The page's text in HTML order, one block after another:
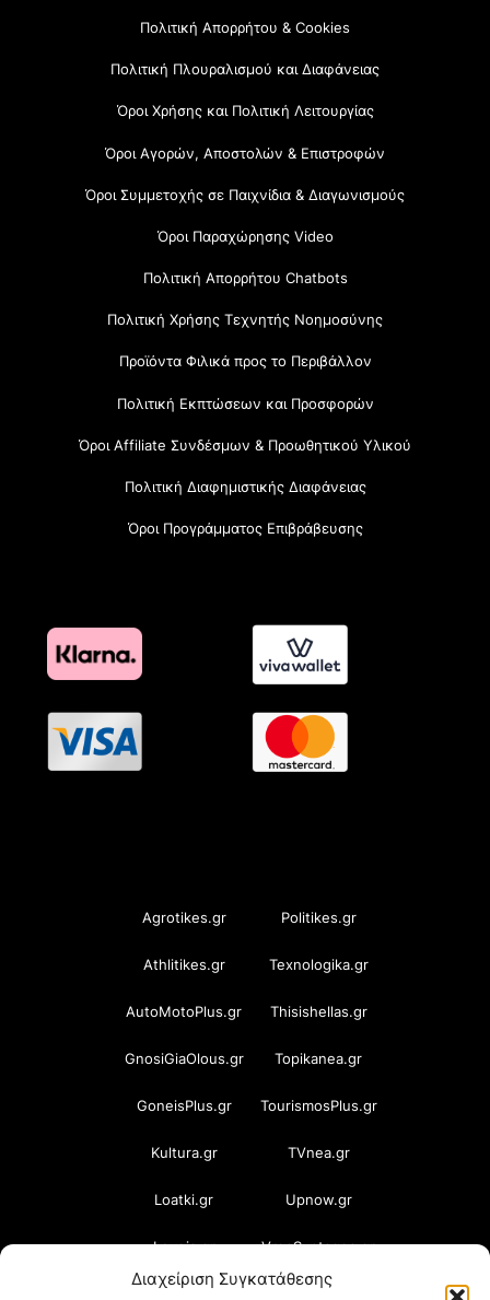
Διαχείριση Συγκατάθεσης
Πολιτική Απορρήτου & Cookies
Πολιτική Πλουραλισμού και Διαφάνειας
Όροι Χρήσης και Πολιτική Λειτουργίας
Όροι Αγορών, Αποστολών & Επιστροφών
Όροι Συμμετοχής σε Παιχνίδια & Διαγωνισμούς
Όροι Παραχώρησης Video
Πολιτική Απορρήτου Chatbots
Πολιτική Χρήσης Τεχνητής Νοημοσύνης
Προϊόντα Φιλικά προς το Περιβάλλον
Πολιτική Εκπτώσεων και Προσφορών
Όροι Affiliate Συνδέσμων & Προωθητικού Υλικού
Πολιτική Διαφημιστικής Διαφάνειας
Όροι Προγράμματος Επιβράβευσης
Agrotikes.gr Politikes.gr
Athlitikes.gr Texnologika.gr
AutoMotoPlus.gr Thisishellas.gr
GnosiGiaOlous.gr Topikanea.gr
GoneisPlus.gr TourismosPlus.gr
Kultura.gr TVnea.gr
Loatki.gr Upnow.gr
Loveis.gr VresSyntages.gr
ModernaGynaika.gr Xristianika.gr